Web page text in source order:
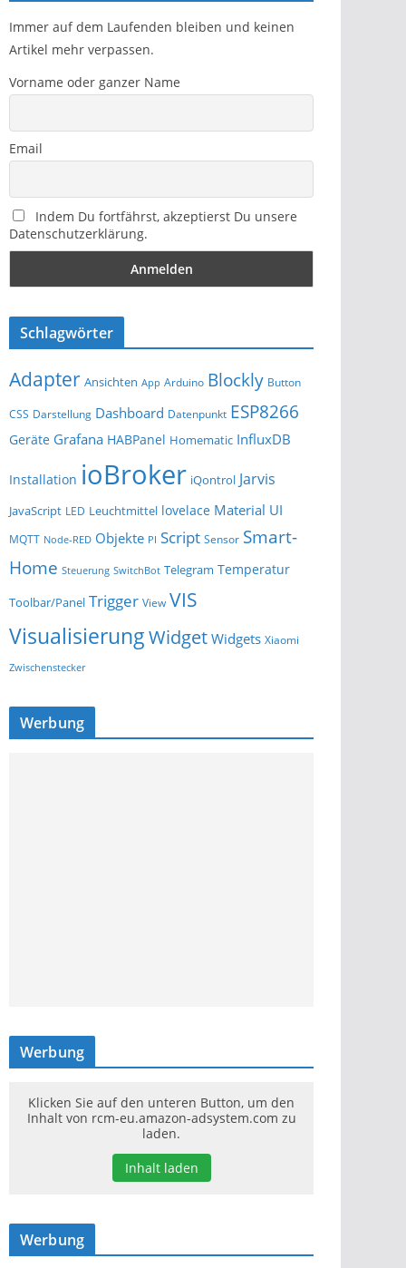
Immer auf dem Laufenden bleiben und keinen
Artikel mehr verpassen.
Vorname oder ganzer Name
Email
Indem Du fortfährst, akzeptierst Du unsere
Datenschutzerklärung.
Schlagwörter
Adapter Ansichten App Arduino Blockly Button
CSS Darstellung Dashboard Datenpunkt ESP8266
Geräte Grafana HABPanel Homematic InfluxDB
Installation ioBroker iQontrol Jarvis
JavaScript LED Leuchtmittel lovelace Material UI
MQTT Node-RED Objekte PI Script Sensor Smart-
Home Steuerung SwitchBot Telegram Temperatur
Toolbar/Panel Trigger View VIS
VisualisierungWidget Widgets Xiaomi
Zwischenstecker
Werbung
Werbung
Klicken Sie auf den unteren Button, um den
Inhalt von rcm-eu.amazon-adsystem.com zu
laden.
Inhalt laden
Werbung